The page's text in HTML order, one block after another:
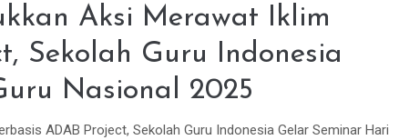
Aksi Merawat Iklim
Sekolah Guru Indonesia
Nasional 2025
ADAB Project, Sekolah Guru Indonesia Gelar Seminar Hari